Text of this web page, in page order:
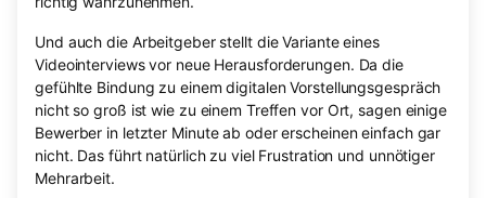
Und auch die Arbeitgeber stellt die Variante eines
Videointerviews vor neue Herausforderungen. Da die
gefühlte Bindung zu einem digitalen Vorstellungsgespräch
nicht so groß ist wie zu einem Treffen vor Ort, sagen einige
Bewerber in letzter Minute ab oder erscheinen einfach gar
nicht. Das führt natürlich zu viel Frustration und unnötiger
Mehrarbeit.